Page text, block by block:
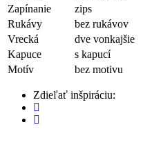
Zapínanie
zips
Rukávy
bez rukávov
Vrecká
dve vonkajšie
Kapuce
s kapucí
Motív
bez motivu
Zdieľať inšpiráciu: